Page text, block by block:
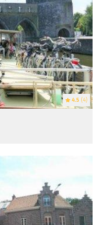
4.5 (4)